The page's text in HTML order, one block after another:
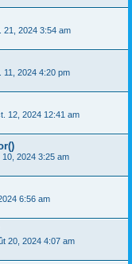
21, 2024 3:54 am
11, 2024 4:20 pm
12, 2024 12:41 am
10, 2024 3:25 am
6:56 am
20, 2024 4:07 am